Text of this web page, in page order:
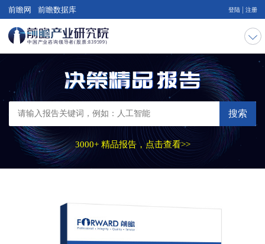
前瞻网 前瞻数据库 登陆 注册
搜索
3000+ 精品报告，点击查看>>